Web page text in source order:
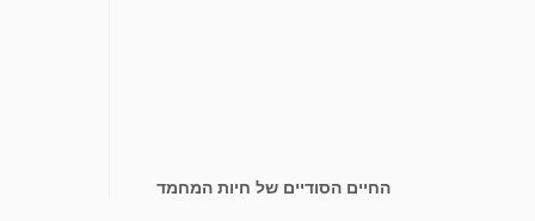
החיים הסודיים של חיות המחמד